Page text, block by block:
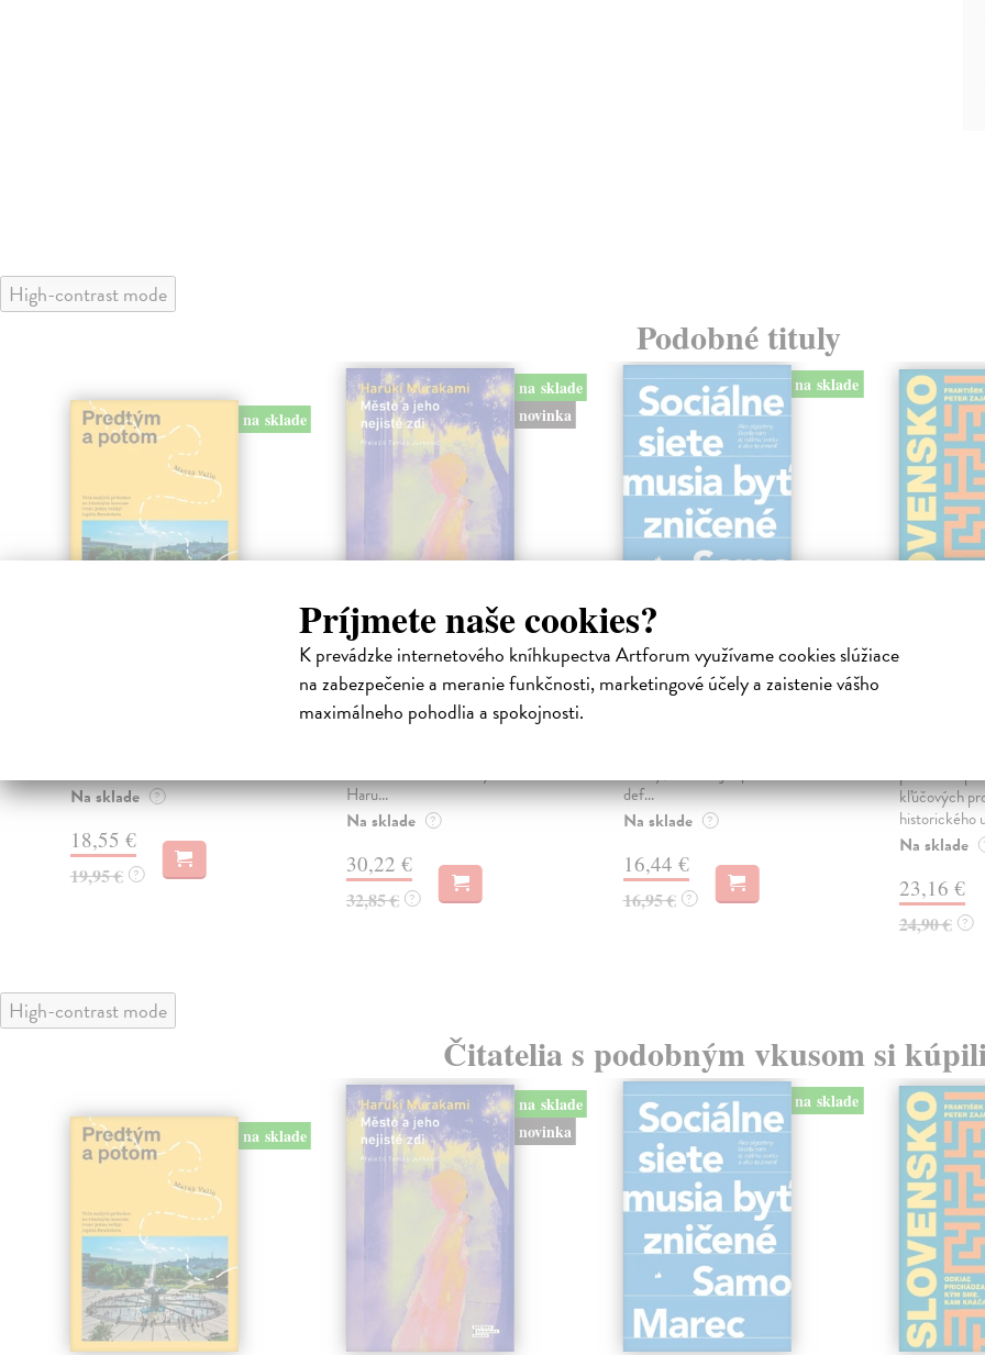
Príjmete naše cookies?
K prevádzke internetového kníhkupectva Artforum využívame cookies slúžiace
na zabezpečenie a meranie funkčnosti, marketingové účely a zaistenie vášho
maximálneho pohodlia a spokojnosti.
High-contrast mode
Podobné tituly
na sklade
Na sklade ?
18,55 €
19,95 € ?
na sklade
novinka
Město a jeho nejisté
zdi
Murakami Haruki| Kniha
Ty jsi to byla, kdo mi vyprávěl o
Haru...
Na sklade ?
30,22 €
32,85 € ?
na sklade
Sociálne siete musia
byť zničené
def...
Na sklade ?
16,44 €
16,95 € ?
sme.
publikácia
kľúčových
historického
Na sklade
23,16 €
24,90 € ?
High-contrast mode
Čitatelia s podobným vkusom si
na sklade
na sklade
novinka
na sklade